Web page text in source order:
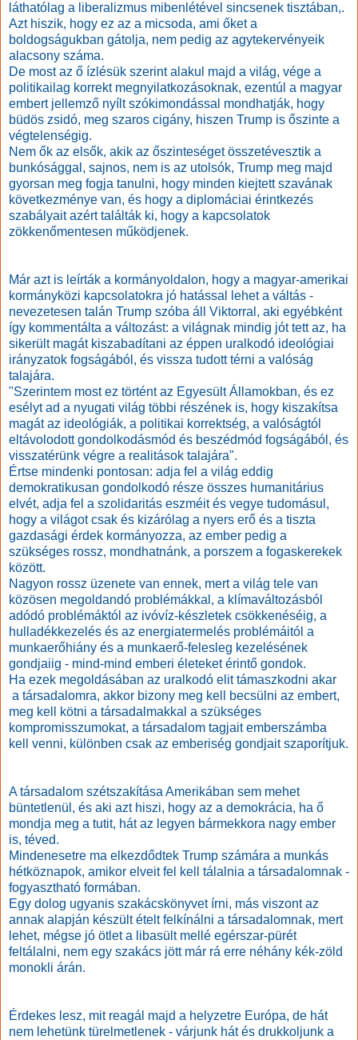
láthatólag a liberalizmus mibenlétével sincsenek tisztában,.
Azt hiszik, hogy ez az a micsoda, ami őket a
boldogságukban gátolja, nem pedig az agytekervényeik
alacsony száma.
De most az ő ízlésük szerint alakul majd a világ, vége a
politikailag korrekt megnyilatkozásoknak, ezentúl a magyar
embert jellemző nyílt szókimondással mondhatják, hogy
büdös zsidó, meg szaros cigány, hiszen Trump is őszinte a
végtelenségig.
Nem ők az elsők, akik az őszinteséget összetévesztik a
bunkósággal, sajnos, nem is az utolsók, Trump meg majd
gyorsan meg fogja tanulni, hogy minden kiejtett szavának
következménye van, és hogy a diplomáciai érintkezés
szabályait azért találták ki, hogy a kapcsolatok
zökkenőmentesen működjenek.
Már azt is leírták a kormányoldalon, hogy a magyar-amerikai
kormányközi kapcsolatokra jó hatással lehet a váltás -
nevezetesen talán Trump szóba áll Viktorral, aki egyébként
így kommentálta a változást: a világnak mindig jót tett az, ha
sikerült magát kiszabadítani az éppen uralkodó ideológiai
irányzatok fogságából, és vissza tudott térni a valóság
talajára.
"Szerintem most ez történt az Egyesült Államokban, és ez
esélyt ad a nyugati világ többi részének is, hogy kiszakítsa
magát az ideológiák, a politikai korrektség, a valóságtól
eltávolodott gondolkodásmód és beszédmód fogságából, és
visszatérünk végre a realitások talajára".
Értse mindenki pontosan: adja fel a világ eddig
demokratikusan gondolkodó része összes humanitárius
elvét, adja fel a szolidaritás eszméit és vegye tudomásul,
hogy a világot csak és kizárólag a nyers erő és a tiszta
gazdasági érdek kormányozza, az ember pedig a
szükséges rossz, mondhatnánk, a porszem a fogaskerekek
között.
Nagyon rossz üzenete van ennek, mert a világ tele van
közösen megoldandó problémákkal, a klímaváltozásból
adódó problémáktól az ivóvíz-készletek csökkenéséig, a
hulladékkezelés és az energiatermelés problémáitól a
munkaerőhiány és a munkaerő-felesleg kezelésének
gondjaiig - mind-mind emberi életeket érintő gondok.
Ha ezek megoldásában az uralkodó elit támaszkodni akar
a társadalomra, akkor bizony meg kell becsülni az embert,
meg kell kötni a társadalmakkal a szükséges
kompromisszumokat, a társadalom tagjait emberszámba
kell venni, különben csak az emberiség gondjait szaporítjuk.
A társadalom szétszakítása Amerikában sem mehet
büntetlenül, és aki azt hiszi, hogy az a demokrácia, ha ő
mondja meg a tutit, hát az legyen bármekkora nagy ember
is, téved.
Mindenesetre ma elkezdődtek Trump számára a munkás
hétköznapok, amikor elveit fel kell tálalnia a társadalomnak -
fogyasztható formában.
Egy dolog ugyanis szakácskönyvet írni, más viszont az
annak alapján készült ételt felkínálni a társadalomnak, mert
lehet, mégse jó ötlet a libasült mellé egérszar-pürét
feltálalni, nem egy szakács jött már rá erre néhány kék-zöld
monokli árán.
Érdekes lesz, mit reagál majd a helyzetre Európa, de hát
nem lehetünk türelmetlenek - várjunk hát és drukkoljunk a